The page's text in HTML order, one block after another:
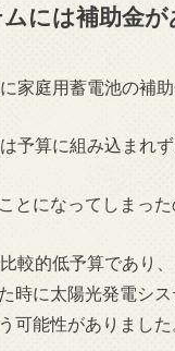
には補助金が
家庭用蓄電池の補助
予算に組み込まれ
とになってしまっ
較的低予算であり、
時に太陽光発電シ
可能性がありました